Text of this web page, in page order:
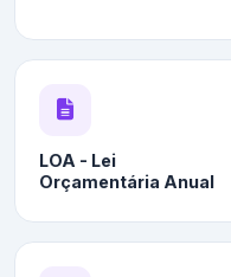
LOA - Lei
Orçamentária Anual